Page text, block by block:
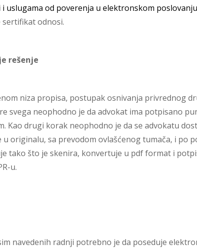
od poverenja u elektronskom poslovanju
sertifikat odnosi.
rešenje
niza propisa, postupak osnivanja privrednog
svega neophodno je da advokat ima potpisano
drugi korak neophodno je da se advokatu
originalu, sa prevodom ovlašćenog tumača, i po
tako što je skenira, konvertuje u pdf format i
u.
navedenih radnji potrebno je da poseduje